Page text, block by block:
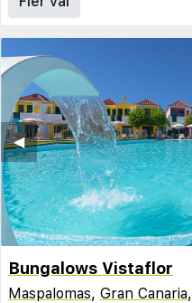
◀︎
Bungalows Vistaflor
Maspalomas, Gran Canaria,